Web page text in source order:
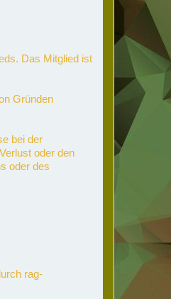
Das Mitglied ist
Gründen
bei der
oder den
oder des
rag-